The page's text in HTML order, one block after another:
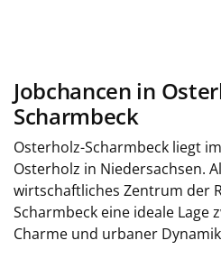
Jobchancen in
Scharmbeck
Osterholz-Scharmbeck liegt
Osterholz in Niedersachsen.
wirtschaftliches Zentrum der
Scharmbeck eine ideale Lage
Charme und urbaner